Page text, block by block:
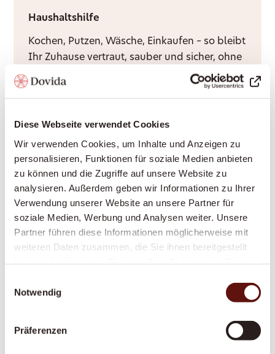
Diese Webseite verwendet Cookies
Wir verwenden Cookies, um Inhalte und Anzeigen zu
personalisieren, Funktionen für soziale Medien anbieten
zu können und die Zugriffe auf unsere Website zu
analysieren. Außerdem geben wir Informationen zu Ihrer
Verwendung unserer Website an unsere Partner für
soziale Medien, Werbung und Analysen weiter. Unsere
Partner führen diese Informationen möglicherweise mit
weiteren Daten zusammen, die Sie ihnen bereitgestellt
Notwendig
Präferenzen
Haushaltshilfe
Kochen, Putzen, Wäsche, Einkaufen – so bleibt
Ihr Zuhause vertraut, sauber und sicher, ohne
dass Sie es allein bewältigen müssen.
Demenzbetreuung
Eine feste, geduldige Betreuungsperson, die
Struktur, Sicherheit und Vertrautheit in den
Alltag bringt – speziell geschult im Umgang
mit Demenz.
Alltagsbegleitung
Gesicht im Alltag – gegen Einsamkeit und für